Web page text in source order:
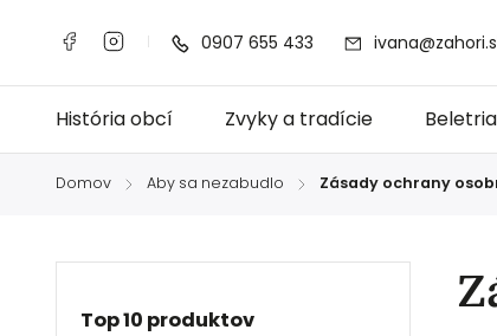
0907 655 433
História obcí Zvyky a tradície Beletria
Domov / Aby sa nezabudlo / Zásady ochrany
Top 10 produktov